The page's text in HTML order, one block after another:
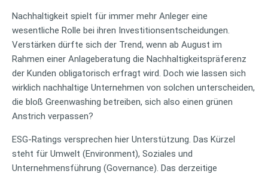
Nachhaltigkeit spielt für immer mehr Anleger eine
wesentliche Rolle bei ihren Investitionsentscheidungen.
Verstärken dürfte sich der Trend, wenn ab August im
Rahmen einer Anlageberatung die Nachhaltigkeitspräferenz
der Kunden obligatorisch erfragt wird. Doch wie lassen sich
wirklich nachhaltige Unternehmen von solchen unterscheiden,
die bloß Greenwashing betreiben, sich also einen grünen
Anstrich verpassen?
ESG-Ratings versprechen hier Unterstützung. Das Kürzel
steht für Umwelt (Environment), Soziales und
Unternehmensführung (Governance). Das derzeitige